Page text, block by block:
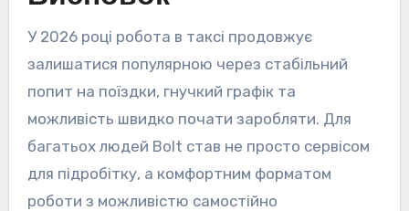
У 2026 році робота в таксі продовжує
залишатися популярною через стабільний
попит на поїздки, гнучкий графік та
можливість швидко почати заробляти. Для
багатьох людей Bolt став не просто сервісом
для підробітку, а комфортним форматом
роботи з можливістю самостійно